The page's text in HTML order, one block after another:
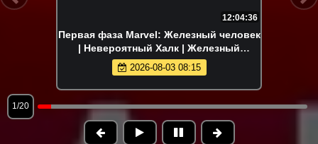
12:04:36
Первая фаза Marvel: Железный человек
| Невероятный Халк | Железный
человек 2 | Тор | Первый мститель |
Мстители
2026-08-03 08:15
1/20